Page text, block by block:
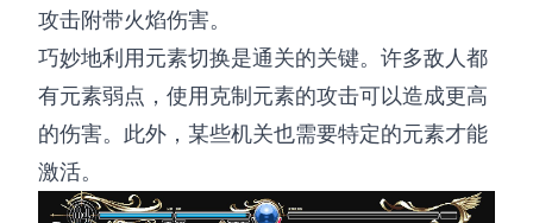
攻击附带火焰伤害。
巧妙地利用元素切换是通关的关键。许多敌人都
有元素弱点，使用克制元素的攻击可以造成更高
的伤害。此外，某些机关也需要特定的元素才能
激活。